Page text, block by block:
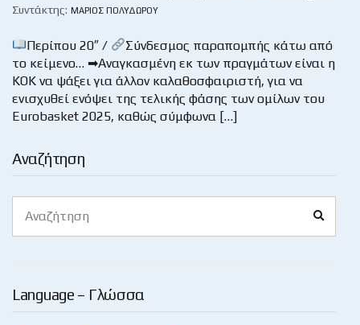
Αναζήτηση
for:
Language – Γλώσσα
Συντάκτης: ΜΆΡΙΟΣ ΠΟΛΥΔΏΡΟΥ
Περίπου 20″ /
Σύνδεσμος παραπομπής κάτω από
το κείμενο… ➡Αναγκασμένη εκ των πραγμάτων είναι η
ΚΟΚ να ψάξει για άλλον καλαθοσφαιριστή, για να
ενισχυθεί ενόψει της τελικής φάσης των ομίλων του
Eurobasket 2025, καθώς σύμφωνα […]